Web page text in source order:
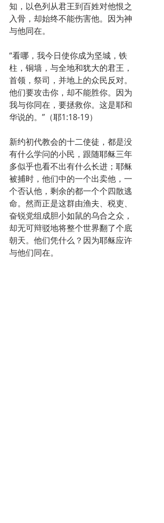
知，以色列从君王到百姓对他恨之
入骨，却始终不能伤害他。因为神
与他同在。
“看哪，我今日使你成为坚城，铁
柱，铜墙，与全地和犹大的君王，
首领，祭司，并地上的众民反对。
他们要攻击你，却不能胜你。因为
我与你同在，要拯救你。这是耶和
华说的。”（耶1:18-19）
新约初代教会的十二使徒，都是没
有什么学问的小民，跟随耶稣三年
多似乎也看不出有什么长进；耶稣
被捕时，他们中的一个出卖他，一
个否认他，剩余的都一个个四散逃
命。然而正是这群由渔夫、税吏、
奋锐党组成胆小如鼠的乌合之众，
却无可辩驳地将整个世界翻了个底
朝天。他们凭什么？因为耶稣应许
与他们同在。